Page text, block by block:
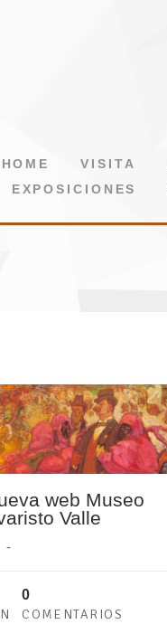
HOME VISITA
EXPOSICIONES
web Museo
Valle
-
0
COMENTARIOS